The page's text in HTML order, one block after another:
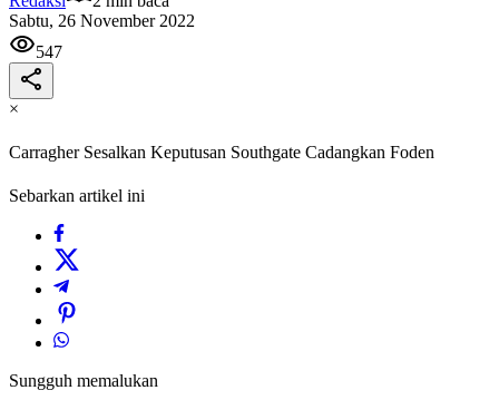
Sabtu, 26 November 2022
547
×
Carragher Sesalkan Keputusan Southgate Cadangkan Foden
Sebarkan artikel ini
Sungguh memalukan